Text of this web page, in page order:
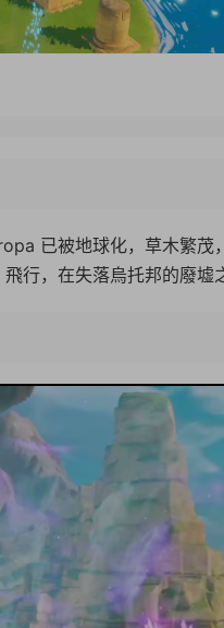
已被地球化，草木繁
行，在失落烏托邦的廢墟